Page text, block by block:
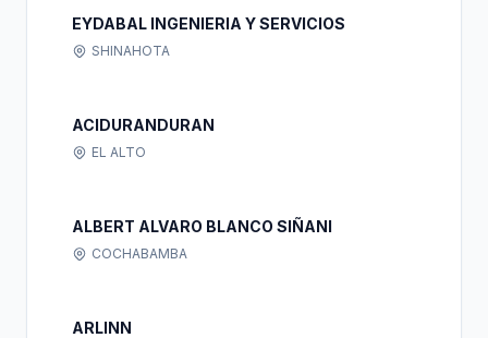
EYDABAL INGENIERIA Y SERVICIOS
SHINAHOTA
ACIDURANDURAN
EL ALTO
ALBERT ALVARO BLANCO SIÑANI
COCHABAMBA
ARLINN